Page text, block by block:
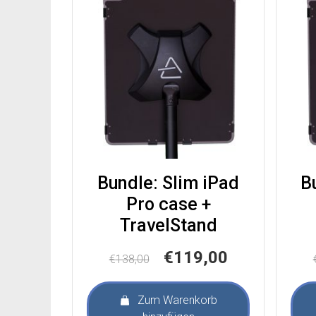
Bundle: Slim iPad
Pro case +
TravelStand
€138,00
Ursprünglicher
war:
€138,00
€119,00Aktueller
ist:
€119,00.
Zum Warenkorb